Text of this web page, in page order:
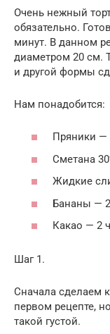
Очень нежный
обязательно.
минут. В данном
диаметром 20 см.
и другой формы
Нам понадобится:
Пряники —
Сметана
Жидкие
Бананы —
Какао — 2
Шаг 1.
Сначала сделаем
первом рецепте,
такой густой.